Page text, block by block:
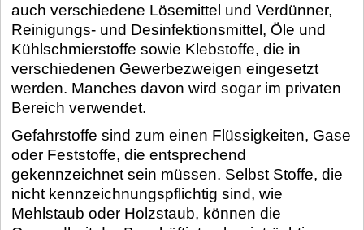
auch verschiedene Lösemittel und Verdünner,
Reinigungs- und Desinfektionsmittel, Öle und
Kühlschmierstoffe sowie Klebstoffe, die in
verschiedenen Gewerbezweigen eingesetzt
werden. Manches davon wird sogar im privaten
Bereich verwendet.
Gefahrstoffe sind zum einen Flüssigkeiten, Gase
oder Feststoffe, die entsprechend
gekennzeichnet sein müssen. Selbst Stoffe, die
nicht kennzeichnungspflichtig sind, wie
Mehlstaub oder Holzstaub, können die